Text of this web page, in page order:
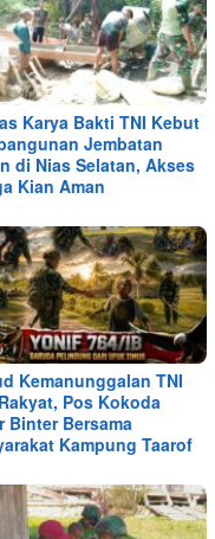
Karya Bakti TNI Kebut
Jembatan
di Nias Selatan, Akses
Kian Aman
Kemanunggalan TNI
Pos Kokoda
Binter Bersama
Kampung Taarof